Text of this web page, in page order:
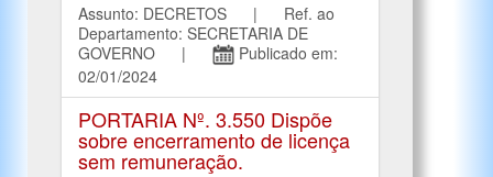
Assunto: DECRETOS | Ref. ao
Departamento: SECRETARIA DE
GOVERNO |
Publicado em:
02/01/2024
PORTARIA Nº. 3.550 Dispõe
sobre encerramento de licença
sem remuneração.